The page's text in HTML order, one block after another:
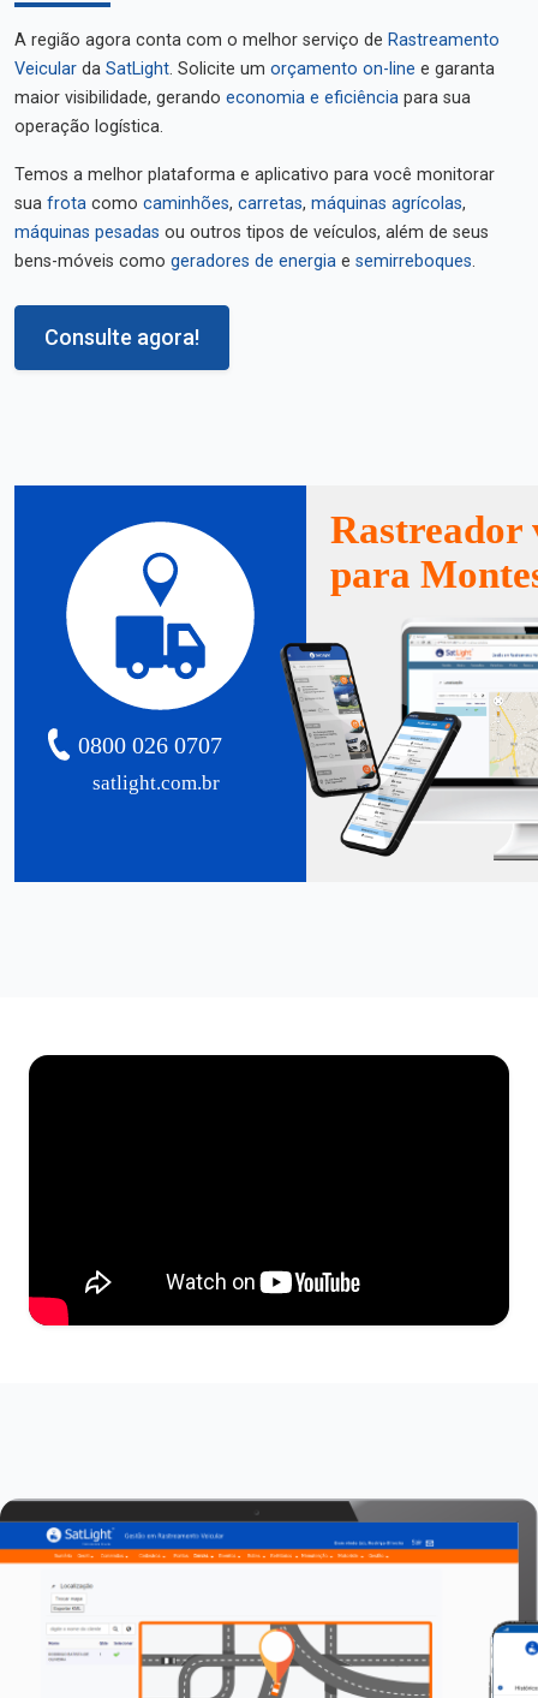
A região agora conta com o melhor serviço de Rastreamento
Veicular da SatLight. Solicite um orçamento on-line e garanta
maior visibilidade, gerando economia e eficiência para sua
operação logística.
Temos a melhor plataforma e aplicativo para você monitorar
sua frota como caminhões, carretas, máquinas agrícolas,
máquinas pesadas ou outros tipos de veículos, além de seus
bens-móveis como geradores de energia e semirreboques.
Consulte agora!
satlight.com.br
0800 026 0707
Rastreador
para